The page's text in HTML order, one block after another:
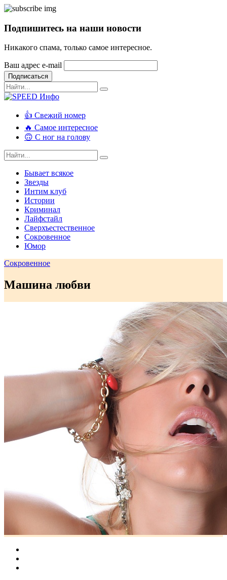
Подпишитесь на наши новости
Никакого спама, только самое интересное.
Ваш адрес e-mail
Подписаться
👍 Свежий номер
🔥 Самое интересное
🙃 С ног на голову
Бывает всякое
Звезды
Интим клуб
Истории
Криминал
Лайфстайл
Сверхъестественное
Сокровенное
Юмор
Сокровенное
Машина любви